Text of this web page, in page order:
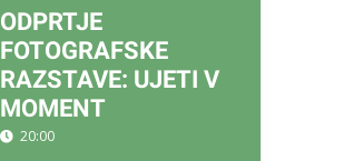
ODPRTJE
FOTOGRAFSKE
RAZSTAVE: UJETI V
MOMENT
20:00